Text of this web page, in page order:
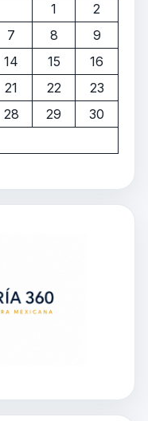
1
2
7 8
9
14 15
16
21 22
23
28 29
30